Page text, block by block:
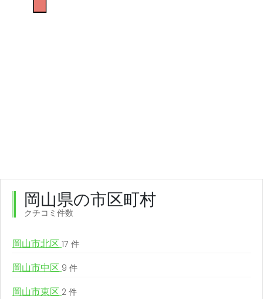
岡山県の市区町村
クチコミ件数
岡山市北区 17 件
岡山市中区 9 件
岡山市東区 2 件